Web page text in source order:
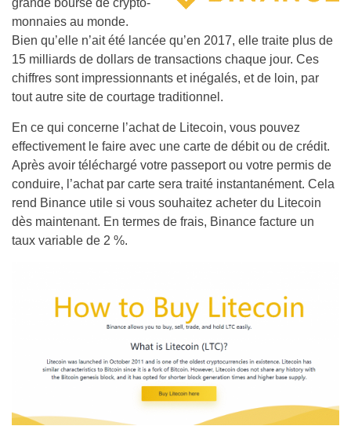
grande bourse de crypto-
monnaies au monde.
Bien qu’elle n’ait été lancée qu’en 2017, elle traite plus de
15 milliards de dollars de transactions chaque jour. Ces
chiffres sont impressionnants et inégalés, et de loin, par
tout autre site de courtage traditionnel.
En ce qui concerne l’achat de Litecoin, vous pouvez
effectivement le faire avec une carte de débit ou de crédit.
Après avoir téléchargé votre passeport ou votre permis de
conduire, l’achat par carte sera traité instantanément. Cela
rend Binance utile si vous souhaitez acheter du Litecoin
dès maintenant. En termes de frais, Binance facture un
taux variable de 2 %.